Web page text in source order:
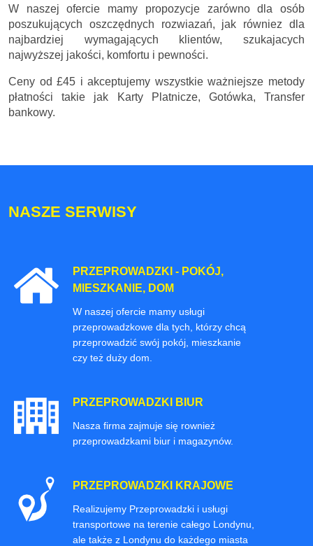
W naszej ofercie mamy propozycje zarówno dla osób
poszukujących oszczędnych rozwiazań, jak równiez dla
najbardziej wymagających klientów, szukajacych
najwyższej jakości, komfortu i pewności.
Ceny od £45 i akceptujemy wszystkie ważniejsze metody
płatności takie jak Karty Platnicze, Gotówka, Transfer
bankowy.
NASZE SERWISY
PRZEPROWADZKI - POKÓJ,
MIESZKANIE, DOM
W naszej ofercie mamy usługi
przeprowadzkowe dla tych, którzy chcą
przeprowadzić swój pokój, mieszkanie
czy też duży dom.
PRZEPROWADZKI BIUR
Nasza firma zajmuje się rownież
przeprowadzkami biur i magazynów.
PRZEPROWADZKI KRAJOWE
Realizujemy Przeprowadzki i usługi
transportowe na terenie całego Londynu,
ale także z Londynu do każdego miasta